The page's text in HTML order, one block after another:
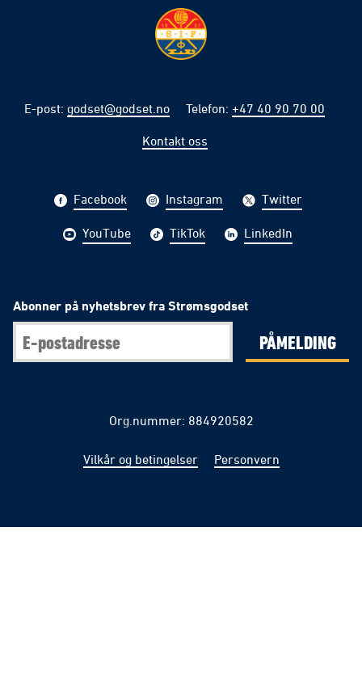
E-post: godset@godset.no Telefon: +47 40 90 70 00
Kontakt oss
Facebook Instagram Twitter
YouTube TikTok LinkedIn
Abonner på nyhetsbrev fra Strømsgodset
PÅMELDING
Org.nummer: 884920582
Vilkår og betingelser Personvern